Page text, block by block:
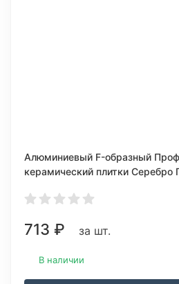
Алюминиевый F-образный
керамический плитки
713 ₽ за шт.
В наличии